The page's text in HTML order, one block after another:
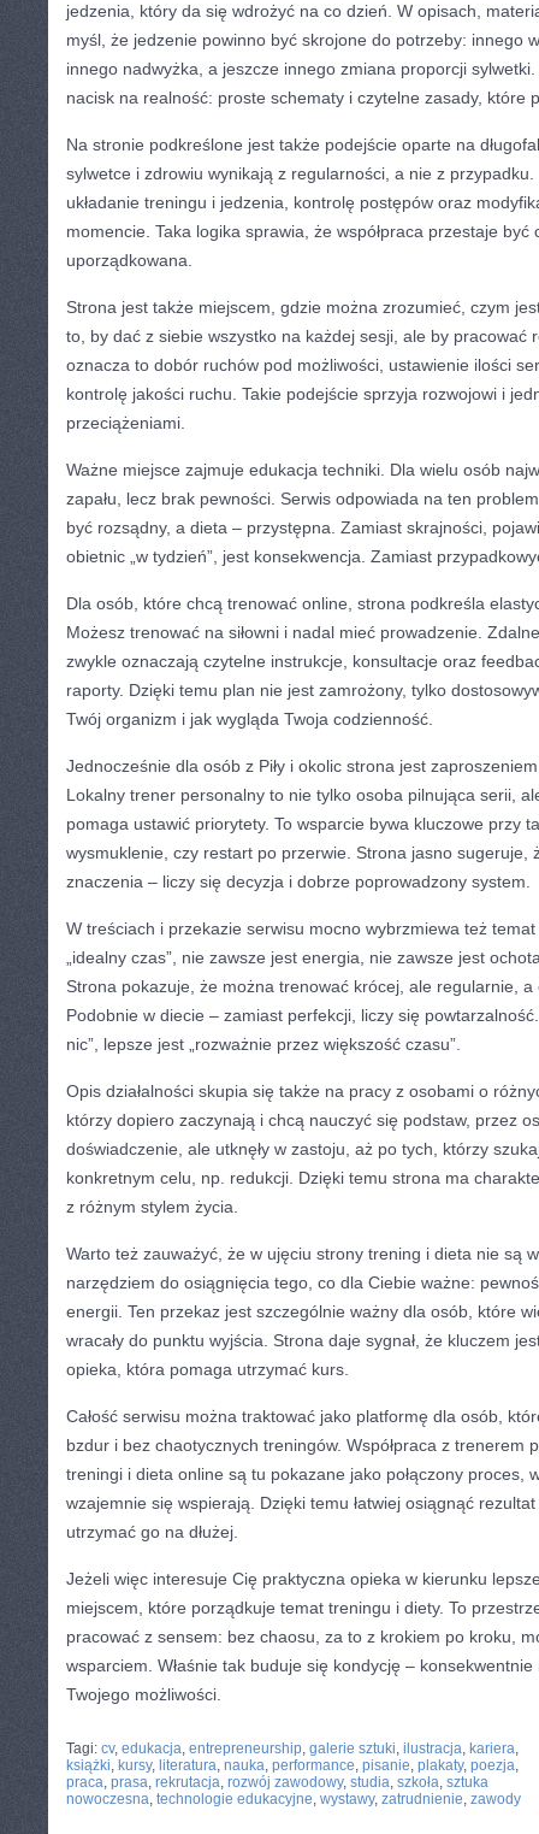
jedzenia, który da się wdrożyć na co dzień. W opisach,
myśl, że jedzenie powinno być skrojone do potrzeby: innego
innego nadwyżka, a jeszcze innego zmiana proporcji sylwetki.
nacisk na realność: proste schematy i czytelne zasady, które
Na stronie podkreślone jest także podejście oparte na
sylwetce i zdrowiu wynikają z regularności, a nie z
układanie treningu i jedzenia, kontrolę postępów oraz
momencie. Taka logika sprawia, że współpraca przestaje być
uporządkowana.
Strona jest także miejscem, gdzie można zrozumieć, czym
to, by dać z siebie wszystko na każdej sesji, ale by pracować
oznacza to dobór ruchów pod możliwości, ustawienie ilości
kontrolę jakości ruchu. Takie podejście sprzyja rozwojowi i
przeciążeniami.
Ważne miejsce zajmuje edukacja techniki. Dla wielu osób
zapału, lecz brak pewności. Serwis odpowiada na ten
być rozsądny, a dieta – przystępna. Zamiast skrajności,
obietnic „w tydzień”, jest konsekwencja. Zamiast
Dla osób, które chcą trenować online, strona podkreśla
Możesz trenować na siłowni i nadal mieć prowadzenie.
zwykle oznaczają czytelne instrukcje, konsultacje oraz
raporty. Dzięki temu plan nie jest zamrożony, tylko
Twój organizm i jak wygląda Twoja codzienność.
Jednocześnie dla osób z Piły i okolic strona jest
Lokalny trener personalny to nie tylko osoba pilnująca serii,
pomaga ustawić priorytety. To wsparcie bywa kluczowe przy
wysmuklenie, czy restart po przerwie. Strona jasno sugeruje,
znaczenia – liczy się decyzja i dobrze poprowadzony system.
W treściach i przekazie serwisu mocno wybrzmiewa też
„idealny czas”, nie zawsze jest energia, nie zawsze jest
Strona pokazuje, że można trenować krócej, ale regularnie,
Podobnie w diecie – zamiast perfekcji, liczy się
nic”, lepsze jest „rozważnie przez większość czasu”.
Opis działalności skupia się także na pracy z osobami o
którzy dopiero zaczynają i chcą nauczyć się podstaw, przez
doświadczenie, ale utknęły w zastoju, aż po tych, którzy
konkretnym celu, np. redukcji. Dzięki temu strona ma
z różnym stylem życia.
Warto też zauważyć, że w ujęciu strony trening i dieta nie są
narzędziem do osiągnięcia tego, co dla Ciebie ważne:
energii. Ten przekaz jest szczególnie ważny dla osób, które
wracały do punktu wyjścia. Strona daje sygnał, że kluczem
opieka, która pomaga utrzymać kurs.
Całość serwisu można traktować jako platformę dla osób,
bzdur i bez chaotycznych treningów. Współpraca z trenerem
treningi i dieta online są tu pokazane jako połączony proces,
wzajemnie się wspierają. Dzięki temu łatwiej osiągnąć
utrzymać go na dłużej.
Jeżeli więc interesuje Cię praktyczna opieka w kierunku
miejscem, które porządkuje temat treningu i diety. To
pracować z sensem: bez chaosu, za to z krokiem po kroku,
wsparciem. Właśnie tak buduje się kondycję –
Twojego możliwości.
Tagi: cv, edukacja, entrepreneurship, galerie sztuki, ilustracja, kariera,
książki, kursy, literatura, nauka, performance, pisanie, plakaty, poezja,
praca, prasa, rekrutacja, rozwój zawodowy, studia, szkoła, sztuka
nowoczesna, technologie edukacyjne, wystawy, zatrudnienie, zawody